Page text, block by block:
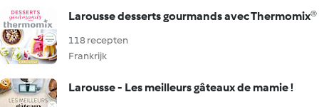
Larousse desserts gourmands avec Thermomix®
118 recepten
Frankrijk
Larousse - Les meilleurs gâteaux de mamie !